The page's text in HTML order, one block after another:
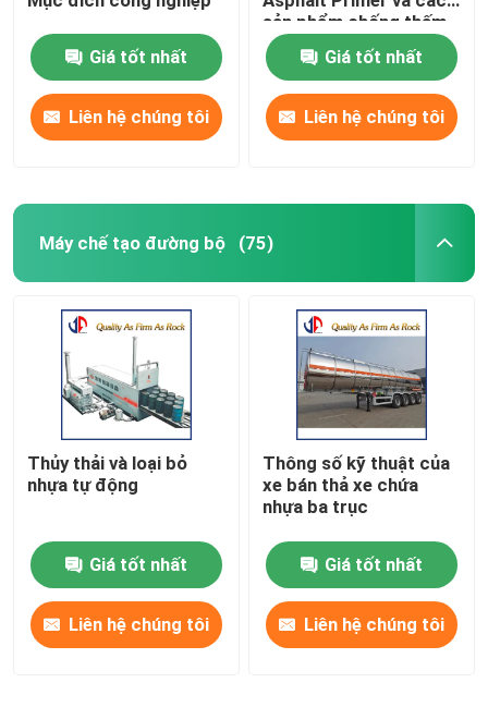
Giá tốt nhất
Liên hệ chúng tôi
sản phẩm chống thấm
Giá tốt nhất
Liên hệ chúng tôi
Máy chế tạo đường bộ (75)
Thủy thải và loại bỏ
nhựa tự động
Giá tốt nhất
Liên hệ chúng tôi
Thông số kỹ thuật của
xe bán thả xe chứa
nhựa ba trục
Giá tốt nhất
Liên hệ chúng tôi